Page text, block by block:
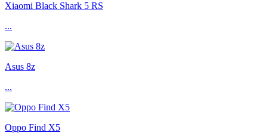
Xiaomi Black Shark 5 RS
...
Asus 8z
...
Oppo Find X5